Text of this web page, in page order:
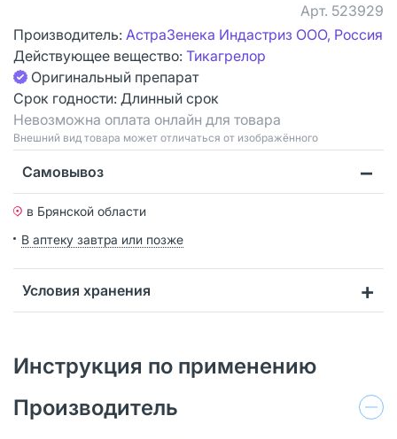
Арт. 523929
Производитель: АстраЗенека Индастриз ООО, Россия
Действующее вещество: Тикагрелор
Оригинальный препарат
Срок годности: Длинный срок
Невозможна оплата онлайн для товара
Bнешний вид товара может отличаться от изображённого
Самовывоз
в Брянской области
В аптеку завтра или позже
Условия хранения
Инструкция по применению
Производитель